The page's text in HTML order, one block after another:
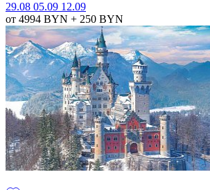
29.08 05.09 12.09
от 4994 BYN + 250 BYN